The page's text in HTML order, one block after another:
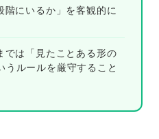
階にいるか」を客観的に
では「見たことある形の
うルールを厳守すること